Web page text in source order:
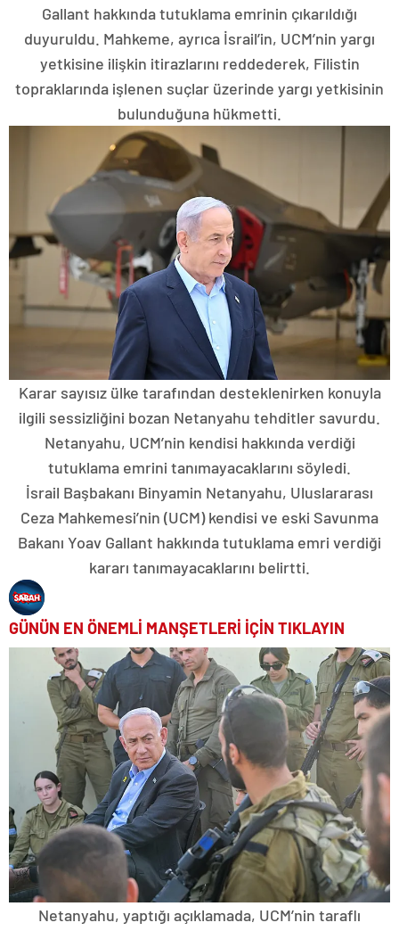
Gallant hakkında tutuklama emrinin çıkarıldığı
duyuruldu. Mahkeme, ayrıca İsrail’in, UCM’nin yargı
yetkisine ilişkin itirazlarını reddederek, Filistin
topraklarında işlenen suçlar üzerinde yargı yetkisinin
bulunduğuna hükmetti.
Karar sayısız ülke tarafından desteklenirken konuyla
ilgili sessizliğini bozan Netanyahu tehditler savurdu.
Netanyahu, UCM’nin kendisi hakkında verdiği
tutuklama emrini tanımayacaklarını söyledi.
İsrail Başbakanı Binyamin Netanyahu, Uluslararası
Ceza Mahkemesi’nin (UCM) kendisi ve eski Savunma
Bakanı Yoav Gallant hakkında tutuklama emri verdiği
kararı tanımayacaklarını belirtti.
GÜNÜN EN ÖNEMLİ MANŞETLERİ İÇİN TIKLAYIN
Netanyahu, yaptığı açıklamada, UCM’nin taraflı